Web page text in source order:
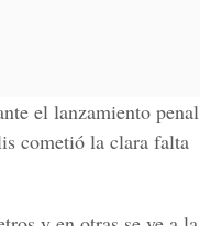
el lanzamiento penal
cometió la clara falta